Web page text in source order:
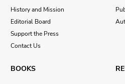
History and Mission
Editorial Board
Support the Press
Contact Us
BOOKS